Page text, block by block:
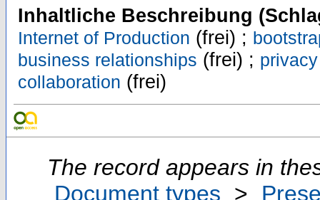
Inhaltliche Beschreibung
Internet of Production (frei) ;
business relationships (frei) ; privacy
collaboration (frei)
The record appears in
Document types >